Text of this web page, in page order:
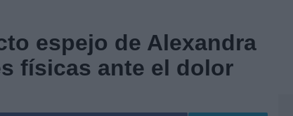
espejo de Alexandra
físicas ante el dolor